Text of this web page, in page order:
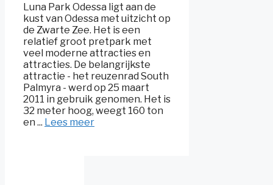
Luna Park Odessa ligt aan de
kust van Odessa met uitzicht op
de Zwarte Zee. Het is een
relatief groot pretpark met
veel moderne attracties en
attracties. De belangrijkste
attractie - het reuzenrad South
Palmyra - werd op 25 maart
2011 in gebruik genomen. Het is
32 meter hoog, weegt 160 ton
en ... Lees meer